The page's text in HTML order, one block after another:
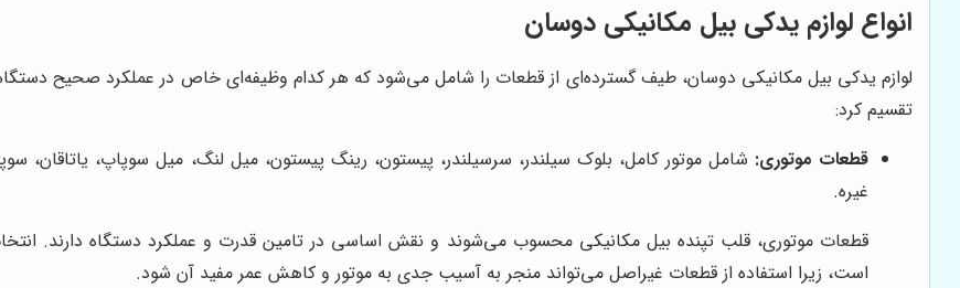
انواع لوازم یدکی بیل مکانیکی دوسان
لوازم یدکی بیل مکانیکی دوسان، طیف گسترده‌ای از قطعات را شامل می‌شود که هر کدام وظیفه‌ای خاص در عملکرد صحیح دستگاه
تقسیم کرد:
قطعات موتوری: شامل موتور کامل، بلوک سیلندر، سرسیلندر، پیستون، رینگ پیستون، میل لنگ، میل سوپاپ، یاتاقان،
غیره.
قطعات موتوری، قلب تپنده بیل مکانیکی محسوب می‌شوند و نقش اساسی در تامین قدرت و عملکرد دستگاه دارند.
است، زیرا استفاده از قطعات غیراصل می‌تواند منجر به آسیب جدی به موتور و کاهش عمر مفید آن شود.